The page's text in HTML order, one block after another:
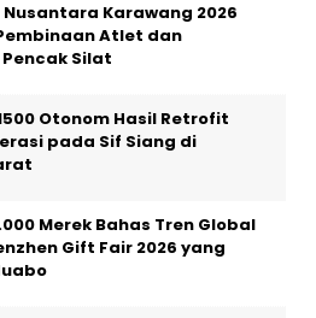
Nusantara Karawang 2026
Atlet dan
Silat
Otonom Hasil Retrofit
pada Sif Siang di
Merek Bahas Tren Global
Gift Fair 2026 yang